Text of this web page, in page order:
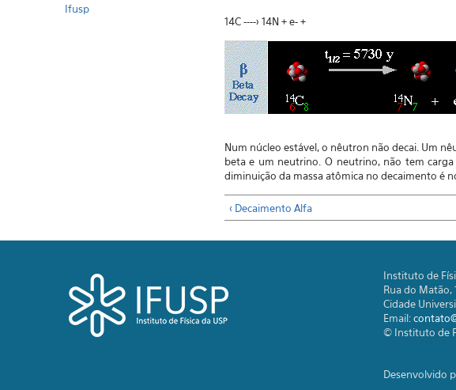
Ifusp
14C ----> 14N + e- +
Num núcleo estável, o nêutron não decai. Um
beta e um neutrino. O neutrino, não tem
diminuição da massa atômica no decaimento é
‹ Decaimento Alfa
Instituto de
Rua do Matão,
Cidade
Email:
© Instituto de
Desenvolvido